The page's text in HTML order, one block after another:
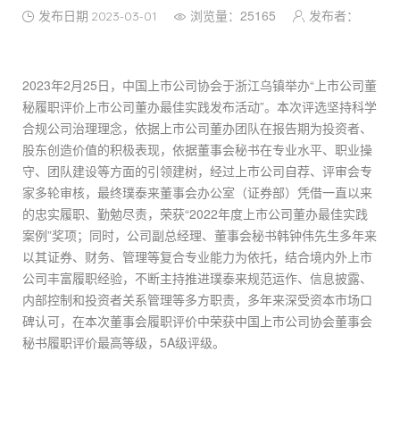
发布日期 2023-03-01 浏览量：25165 发布者：
2023年2月25日，中国上市公司协会于浙江乌镇举办“上市公司董
秘履职评价上市公司董办最佳实践发布活动”。本次评选坚持科学
合规公司治理理念，依据上市公司董办团队在报告期为投资者、
股东创造价值的积极表现，依据董事会秘书在专业水平、职业操
守、团队建设等方面的引领建树，经过上市公司自荐、评审会专
家多轮审核，最终璞泰来董事会办公室（证券部）凭借一直以来
的忠实履职、勤勉尽责，荣获“2022年度上市公司董办最佳实践
案例”奖项；同时，公司副总经理、董事会秘书韩钟伟先生多年来
以其证券、财务、管理等复合专业能力为依托，结合境内外上市
公司丰富履职经验，不断主持推进璞泰来规范运作、信息披露、
内部控制和投资者关系管理等多方职责，多年来深受资本市场口
碑认可，在本次董事会履职评价中荣获中国上市公司协会董事会
秘书履职评价最高等级，5A级评级。